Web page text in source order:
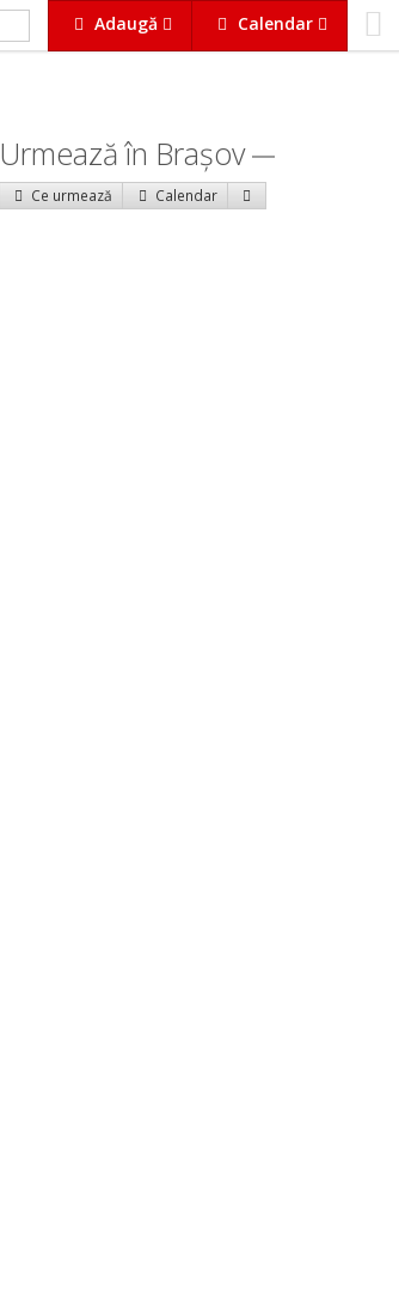
Adaugă Calendar
Urmează în Braşov
Ce urmează Calendar